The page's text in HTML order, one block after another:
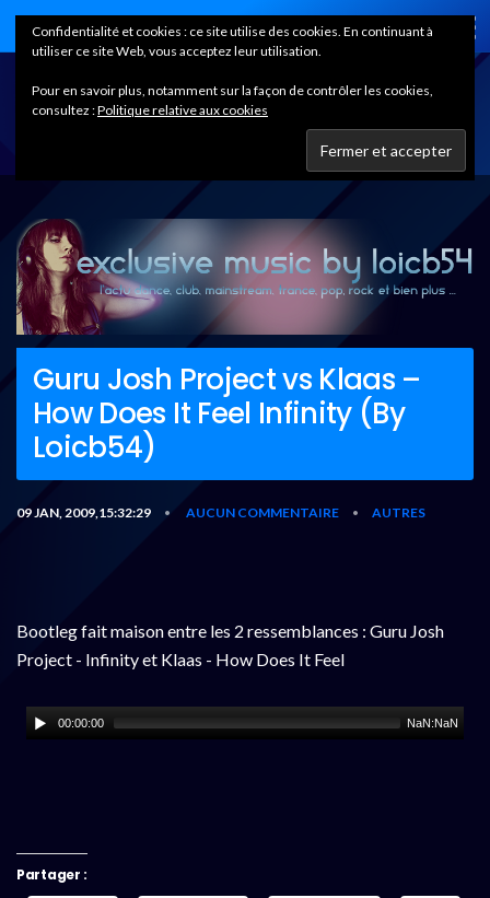
Home
Guru Josh Project vs Klaas –
How Does It Feel Infinity (By
Loicb54)
09 JAN, 2009,15:32:29 • AUCUN COMMENTAIRE • AUTRES
Bootleg fait maison entre les 2 ressemblances : Guru Josh
Project - Infinity et Klaas - How Does It Feel
00:00:00 NaN:NaN
Partager :
Confidentialité et cookies : ce site utilise des cookies. En continuant à
utiliser ce site Web, vous acceptez leur utilisation.
Pour en savoir plus, notamment sur la façon de contrôler les cookies,
consultez :Politique relative aux cookies